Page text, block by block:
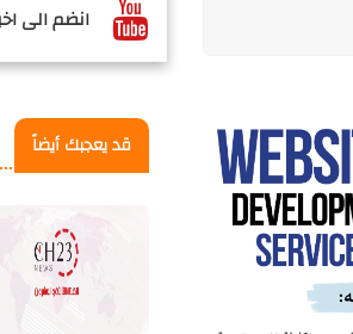
انضم الى
قد يعجبك أيضاً